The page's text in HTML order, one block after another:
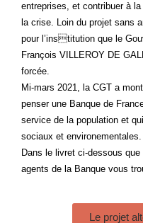
entreprises, et contribuer à
la crise. Loin du projet sans
pour l’institution que le
François VILLEROY DE
forcée.
Mi-mars 2021, la CGT a
penser une Banque de
service de la population et
sociaux et environementales.
Dans le livret ci-dessous
agents de la Banque vous
Le projet